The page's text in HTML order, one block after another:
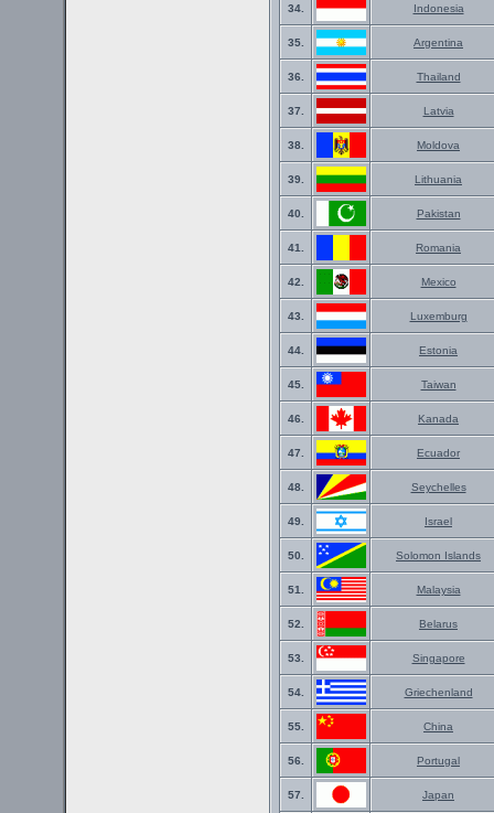
34. Indonesia
35. Argentina
36. Thailand
37. Latvia
38. Moldova
39. Lithuania
40. Pakistan
41. Romania
42. Mexico
43. Luxemburg
44. Estonia
45. Taiwan
46. Kanada
47. Ecuador
48. Seychelles
49. Israel
50. Solomon Islands
51. Malaysia
52. Belarus
53. Singapore
54. Griechenland
55. China
56. Portugal
57. Japan